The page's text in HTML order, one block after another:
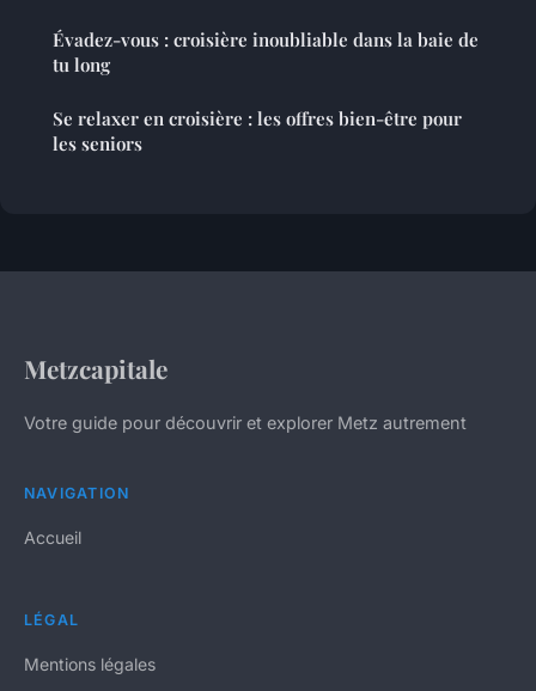
Évadez-vous : croisière inoubliable dans la baie de
tu long
Se relaxer en croisière : les offres bien-être pour
les seniors
Metzcapitale
Votre guide pour découvrir et explorer Metz autrement
NAVIGATION
Accueil
LÉGAL
Mentions légales